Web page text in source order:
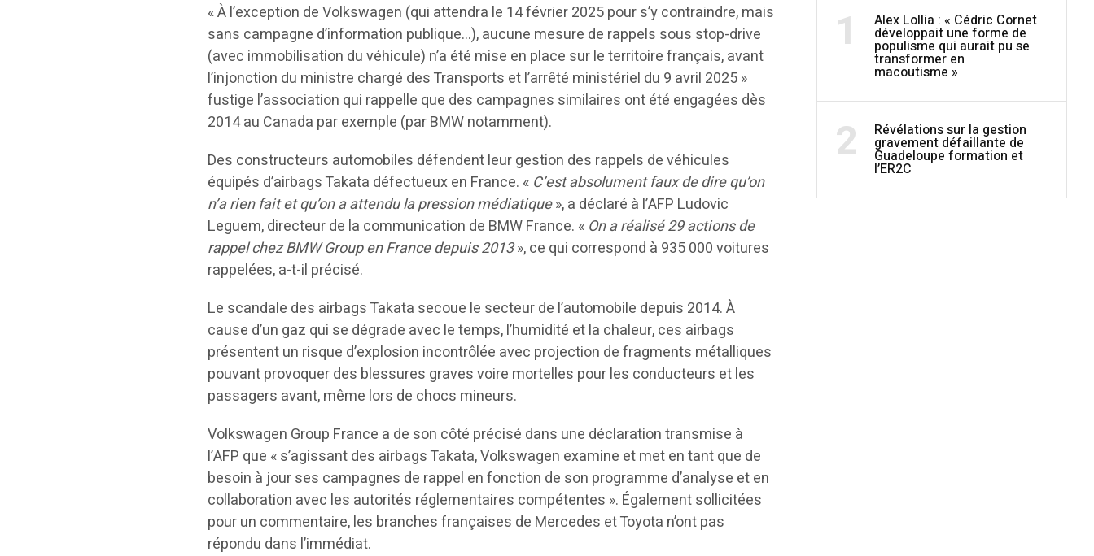
« À l’exception de Volkswagen (qui attendra le 14 février 2025 pour s’y contraindre, mais
sans campagne d’information publique…), aucune mesure de rappels sous stop-drive
(avec immobilisation du véhicule) n’a été mise en place sur le territoire français, avant
l’injonction du ministre chargé des Transports et l’arrêté ministériel du 9 avril 2025 »
fustige l’association qui rappelle que des campagnes similaires ont été engagées dès
2014 au Canada par exemple (par BMW notamment).
Des constructeurs automobiles défendent leur gestion des rappels de véhicules
équipés d’airbags Takata défectueux en France. « C’est absolument faux de dire qu’on
n’a rien fait et qu’on a attendu la pression médiatique», a déclaré à l’AFP Ludovic
Leguem, directeur de la communication de BMW France. « On a réalisé 29 actions de
rappel chez BMW Group en France depuis 2013», ce qui correspond à 935 000 voitures
rappelées, a-t-il précisé.
Le scandale des airbags Takata secoue le secteur de l’automobile depuis 2014. À
cause d’un gaz qui se dégrade avec le temps, l’humidité et la chaleur, ces airbags
présentent un risque d’explosion incontrôlée avec projection de fragments métalliques
pouvant provoquer des blessures graves voire mortelles pour les conducteurs et les
passagers avant, même lors de chocs mineurs.
Volkswagen Group France a de son côté précisé dans une déclaration transmise à
l’AFP que « s’agissant des airbags Takata, Volkswagen examine et met en tant que de
besoin à jour ses campagnes de rappel en fonction de son programme d’analyse et en
collaboration avec les autorités réglementaires compétentes ». Également sollicitées
pour un commentaire, les branches françaises de Mercedes et Toyota n’ont pas
répondu dans l’immédiat.
1 Alex Lollia : « Cédric Cornet
développait une forme de
populisme qui aurait pu se
transformer en
macoutisme »
2 Révélations sur la gestion
gravement défaillante de
Guadeloupe formation et
l’ER2C